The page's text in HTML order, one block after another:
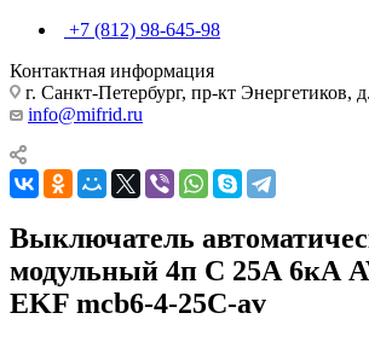
+7 (812) 98-645-98
Контактная информация
г. Санкт-Петербург, пр-кт Энергетиков,
info@mifrid.ru
Выключатель
модульный 4п C 25А 6кА
EKF mcb6-4-25C-av